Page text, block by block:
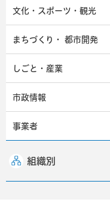
文化・スポーツ・観光
まちづくり・ 都市開発
しごと・産業
市政情報
事業者
組織別